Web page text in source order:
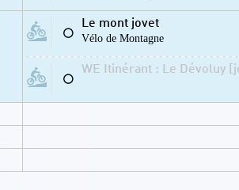
⚪
Le mont jovet
Vélo de Montagne
⚪
WE Itinérant : Le Dévoluy